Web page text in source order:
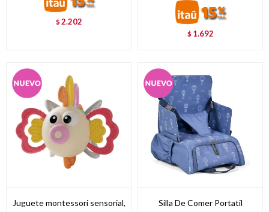
$2.202
$ 1.692
Juguete montessori sensorial,
Silla De Comer Portatil